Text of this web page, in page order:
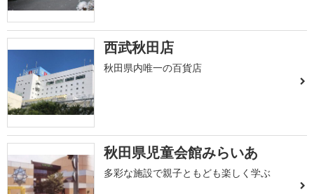
西武秋田店
秋田県内唯一の百貨店
秋田県児童会館みらいあ
多彩な施設で親子ともども楽しく学ぶ